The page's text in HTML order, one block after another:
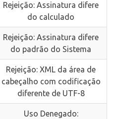
Rejeição: Assinatura difere
do calculado
Rejeição: Assinatura difere
do padrão do Sistema
Rejeição: XML da área de
cabeçalho com codificação
diferente de UTF-8
Uso Denegado: